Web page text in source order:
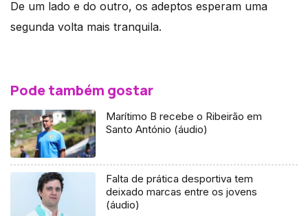
De um lado e do outro, os adeptos esperam uma
segunda volta mais tranquila.
Pode também gostar
Marítimo B recebe o Ribeirão em
Santo António (áudio)
Falta de prática desportiva tem
deixado marcas entre os jovens
(áudio)